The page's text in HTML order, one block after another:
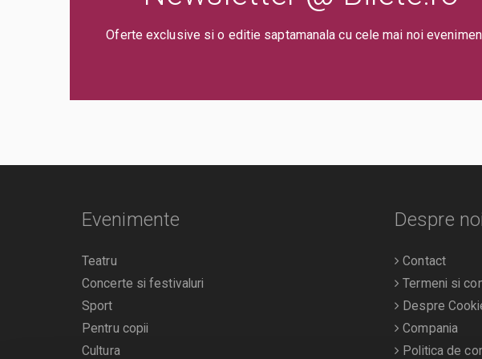
Oferte exclusive si o editie saptamanala cu cele mai noi
Evenimente
Teatru
Concerte si festivaluri
Sport
Pentru copii
Cultura
Despre noi
Contact
Termeni si
Despre
Compania
Politica de